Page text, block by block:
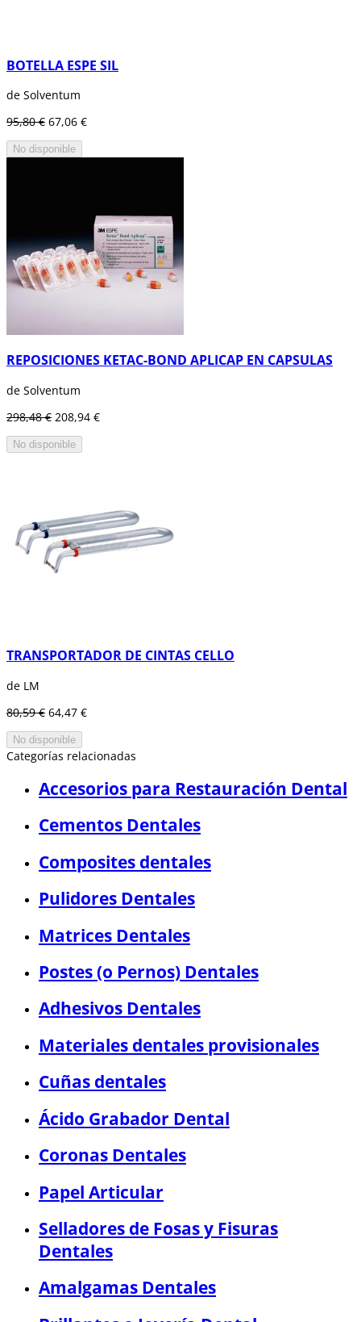
BOTELLA ESPE SIL
de Solventum
95,80 € 67,06 €
No disponible
REPOSICIONES KETAC-BOND APLICAP EN CAPSULAS
de Solventum
298,48 € 208,94 €
No disponible
TRANSPORTADOR DE CINTAS CELLO
de LM
80,59 € 64,47 €
No disponible
Categorías relacionadas
Accesorios para Restauración Dental
Cementos Dentales
Composites dentales
Pulidores Dentales
Matrices Dentales
Postes (o Pernos) Dentales
Adhesivos Dentales
Materiales dentales provisionales
Cuñas dentales
Ácido Grabador Dental
Coronas Dentales
Papel Articular
Selladores de Fosas y Fisuras
Dentales
Amalgamas Dentales